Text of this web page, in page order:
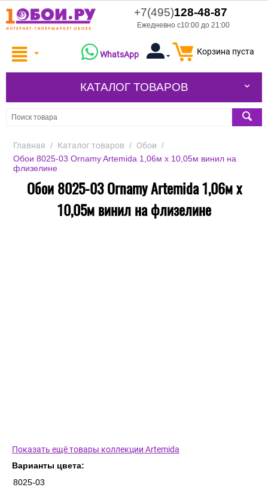
+7(495)128-48-87
Ежедневно с10:00 до 21:00
Корзина пуста
WhatsApp
КАТАЛОГ ТОВАРОВ
Главная / Каталог товаров / Обои /
Обои 8025-03 Ornamy Artemida 1,06м х 10,05м винил на
флизелине
Обои 8025-03 Ornamy Artemida 1,06м х
10,05м винил на флизелине
Показать ещё товары коллекции Artemida
Варианты цвета:
8025-03